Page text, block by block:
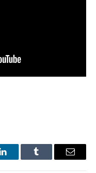
LinkedInTumblr Email